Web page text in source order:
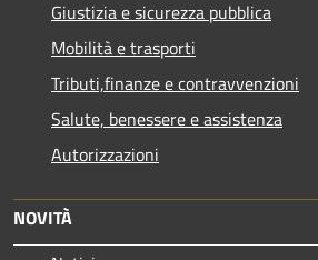
Giustizia e sicurezza pubblica
Mobilità e trasporti
Tributi,finanze e contravvenzioni
Salute, benessere e assistenza
Autorizzazioni
NOVITÀ